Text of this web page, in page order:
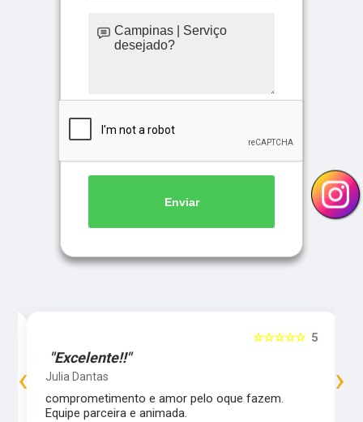
Enviar
5
☆☆☆☆☆
"Excelente!!"
Julia Dantas
comprometimento e amor pelo oque fazem.
Equipe parceira e animada.
‹ ›